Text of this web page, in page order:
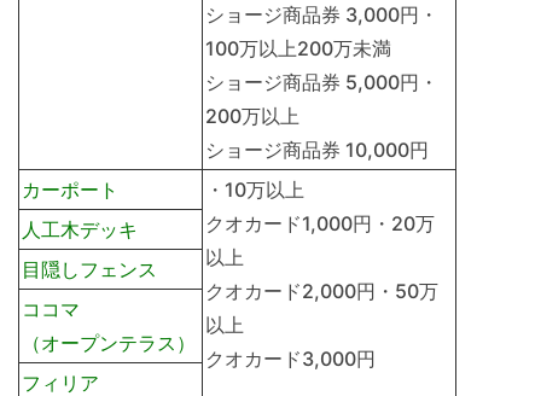
ショージ商品券 3,000円・
100万以上200万未満
ショージ商品券 5,000円・
200万以上
ショージ商品券 10,000円
カーポート
・10万以上
クオカード1,000円・20万
以上
クオカード2,000円・50万
以上
クオカード3,000円
人工木デッキ
目隠しフェンス
ココマ
（オープンテラス）
フィリア